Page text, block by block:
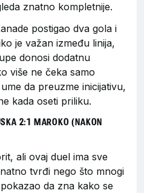
znatno kompletnije.
postigao dva gola i
je važan između linija,
donosi dodatnu
više ne čeka samo
da preuzme inicijativu,
kada oseti priliku.
2:1 MAROKO (NAKON
ali ovaj duel ima sve
tvrđi nego što mnogi
da zna kako se